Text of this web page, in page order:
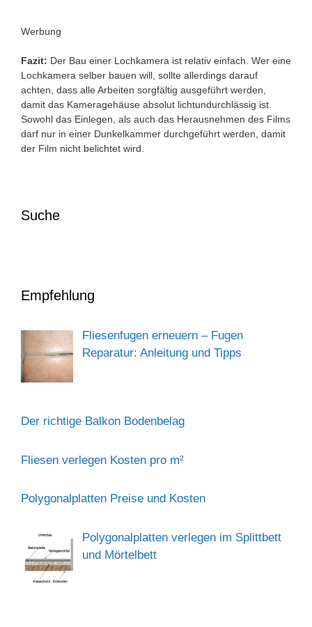
Werbung
Fazit: Der Bau einer Lochkamera ist relativ einfach. Wer eine
Lochkamera selber bauen will, sollte allerdings darauf
achten, dass alle Arbeiten sorgfältig ausgeführt werden,
damit das Kameragehäuse absolut lichtundurchlässig ist.
Sowohl das Einlegen, als auch das Herausnehmen des Films
darf nur in einer Dunkelkammer durchgeführt werden, damit
der Film nicht belichtet wird.
Suche
Empfehlung
Fliesenfugen erneuern – Fugen
Reparatur: Anleitung und Tipps
Der richtige Balkon Bodenbelag
Fliesen verlegen Kosten pro m²
Polygonalplatten Preise und Kosten
Polygonalplatten verlegen im Splittbett
und Mörtelbett